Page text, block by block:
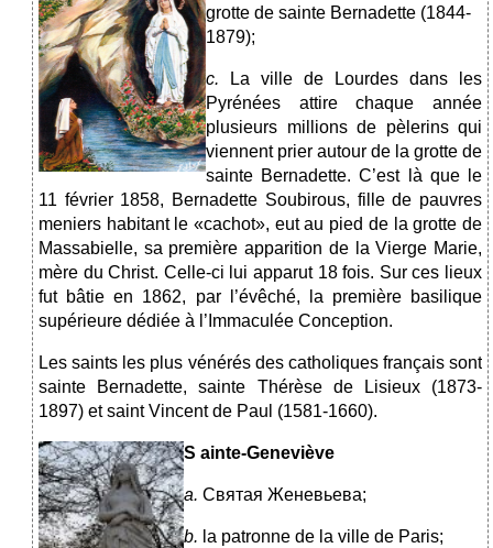
grotte de sainte Bernadette (1844-
1879);
c.
La ville de Lourdes dans les
Pyrénées attire chaque année
plusieurs millions de pèlerins qui
viennent prier autour de la grotte de
sainte Bernadette. C’est là que le
11 février 1858, Bernadette Soubirous, fille de pauvres
meniers habitant le «cachot», eut au pied de la grotte de
Massabielle, sa première apparition de la Vierge Marie,
mère du Christ. Celle-ci lui apparut 18 fois. Sur ces lieux
fut bâtie en 1862, par l’évêché, la première basilique
supérieure dédiée à l’Immaculée Conception.
Les saints les plus vénérés des catholiques français sont
sainte Bernadette, sainte Thérèse de Lisieux (1873-
1897) et saint Vincent de Paul (1581-1660).
S ainte-Geneviève
a. Святая Женевьева;
b. la patronne de la ville de Paris;